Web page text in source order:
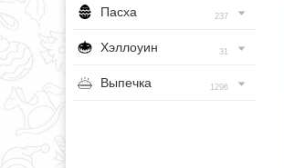
Пасха 237
Хэллоуин 31
Выпечка 1296